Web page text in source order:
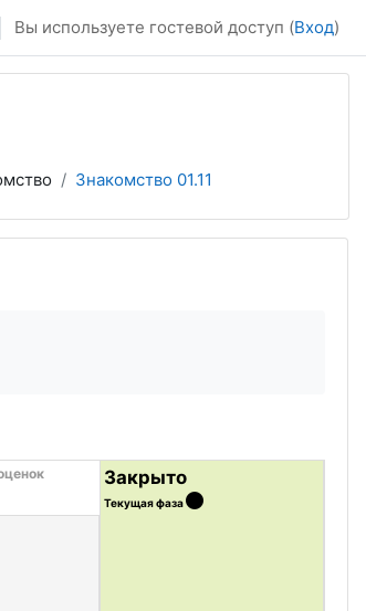
Вы используете гостевой доступ (Вход)
Знакомство 01.11
Закрыто
Текущая фаза